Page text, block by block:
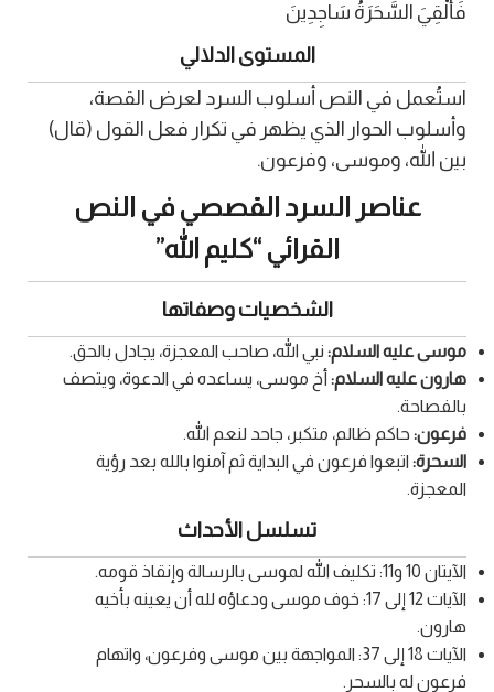
فَأُلْقِيَ السَّحَرَةُ سَاجِدِينَ
المستوى الدلالي
استُعمل في النص أسلوب السرد لعرض القصة،
وأسلوب الحوار الذي يظهر في تكرار فعل القول (قال)
بين الله، وموسى، وفرعون.
عناصر السرد القصصي في النص
القرائي “كليم الله”
الشخصيات وصفاتها
موسى عليه السلام: نبي الله، صاحب المعجزة، يجادل بالحق.
هارون عليه السلام: أخ موسى، يساعده في الدعوة، ويتصف
بالفصاحة.
فرعون: حاكم ظالم، متكبر، جاحد لنعم الله.
السحرة: اتبعوا فرعون في البداية ثم آمنوا بالله بعد رؤية
المعجزة.
تسلسل الأحداث
الآيتان 10 و11: تكليف الله لموسى بالرسالة وإنقاذ قومه.
الآيات 12 إلى 17: خوف موسى ودعاؤه لله أن يعينه بأخيه
هارون.
الآيات 18 إلى 37: المواجهة بين موسى وفرعون، واتهام
فرعون له بالسحر.